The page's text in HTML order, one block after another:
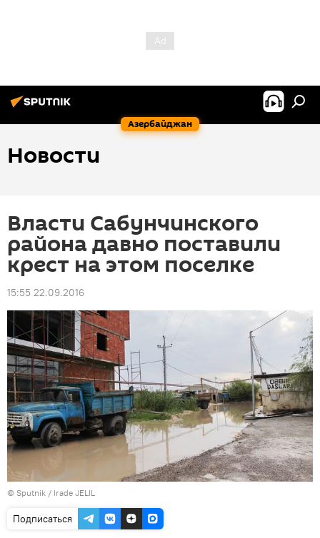
Азербайджан
Новости
Власти Сабунчинского
района давно поставили
крест на этом поселке
15:55 22.09.2016
© Sputnik / Irade JELIL
Подписаться